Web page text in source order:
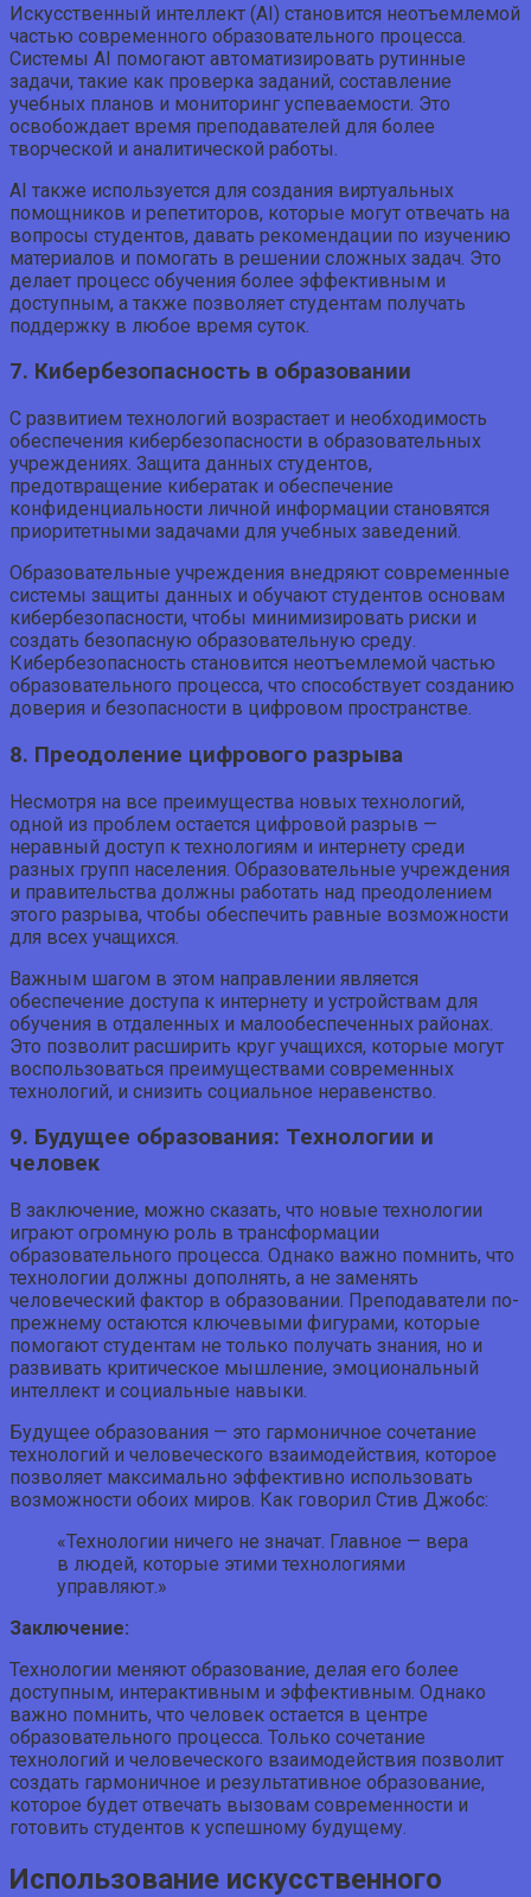
Искусственный интеллект (AI) становится неотъемлемой
частью современного образовательного процесса.
Системы AI помогают автоматизировать рутинные
задачи, такие как проверка заданий, составление
учебных планов и мониторинг успеваемости. Это
освобождает время преподавателей для более
творческой и аналитической работы.
AI также используется для создания виртуальных
помощников и репетиторов, которые могут отвечать на
вопросы студентов, давать рекомендации по изучению
материалов и помогать в решении сложных задач. Это
делает процесс обучения более эффективным и
доступным, а также позволяет студентам получать
поддержку в любое время суток.
7. Кибербезопасность в образовании
С развитием технологий возрастает и необходимость
обеспечения кибербезопасности в образовательных
учреждениях. Защита данных студентов,
предотвращение кибератак и обеспечение
конфиденциальности личной информации становятся
приоритетными задачами для учебных заведений.
Образовательные учреждения внедряют современные
системы защиты данных и обучают студентов основам
кибербезопасности, чтобы минимизировать риски и
создать безопасную образовательную среду.
Кибербезопасность становится неотъемлемой частью
образовательного процесса, что способствует созданию
доверия и безопасности в цифровом пространстве.
8. Преодоление цифрового разрыва
Несмотря на все преимущества новых технологий,
одной из проблем остается цифровой разрыв —
неравный доступ к технологиям и интернету среди
разных групп населения. Образовательные учреждения
и правительства должны работать над преодолением
этого разрыва, чтобы обеспечить равные возможности
для всех учащихся.
Важным шагом в этом направлении является
обеспечение доступа к интернету и устройствам для
обучения в отдаленных и малообеспеченных районах.
Это позволит расширить круг учащихся, которые могут
воспользоваться преимуществами современных
технологий, и снизить социальное неравенство.
9. Будущее образования: Технологии и
человек
В заключение, можно сказать, что новые технологии
играют огромную роль в трансформации
образовательного процесса. Однако важно помнить, что
технологии должны дополнять, а не заменять
человеческий фактор в образовании. Преподаватели по-
прежнему остаются ключевыми фигурами, которые
помогают студентам не только получать знания, но и
развивать критическое мышление, эмоциональный
интеллект и социальные навыки.
Будущее образования — это гармоничное сочетание
технологий и человеческого взаимодействия, которое
позволяет максимально эффективно использовать
возможности обоих миров. Как говорил Стив Джобс:
«Технологии ничего не значат. Главное — вера
в людей, которые этими технологиями
управляют.»
Заключение:
Технологии меняют образование, делая его более
доступным, интерактивным и эффективным. Однако
важно помнить, что человек остается в центре
образовательного процесса. Только сочетание
технологий и человеческого взаимодействия позволит
создать гармоничное и результативное образование,
которое будет отвечать вызовам современности и
готовить студентов к успешному будущему.
Использование искусственного